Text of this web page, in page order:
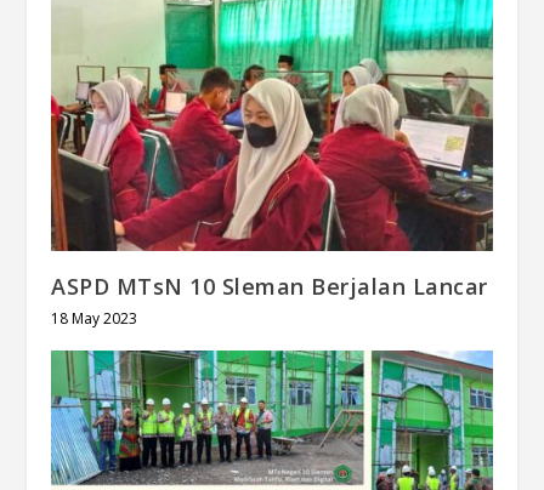
ASPD MTsN 10 Sleman Berjalan Lancar
18 May 2023